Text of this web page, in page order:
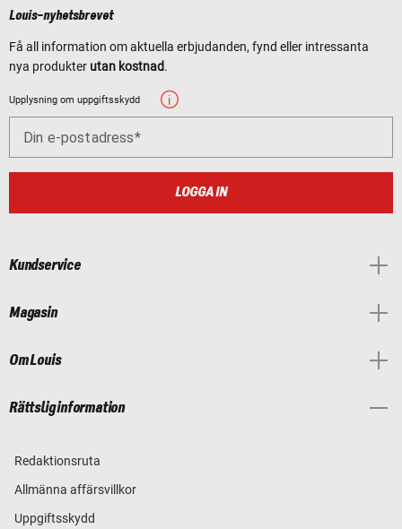
Louis-nyhetsbrevet
Få all information om aktuella erbjudanden, fynd eller intressanta
nya produkter utan kostnad.
Upplysning om uppgiftsskydd
Din e-postadress
LOGGA IN
Kundservice
Magasin
Om Louis
Rättslig information
Redaktionsruta
Allmänna affärsvillkor
Uppgiftsskydd